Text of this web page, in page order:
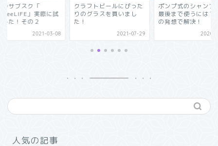
ブスク「
」実際に試
！その２
2021-03-08
クラフトビールにぴった
りのグラスを買いまし
た！
2021-07-29
ポンプ式のシャンプーを
最後まで使うには？逆転
の発想で解決！
2020-07-
人気の記事